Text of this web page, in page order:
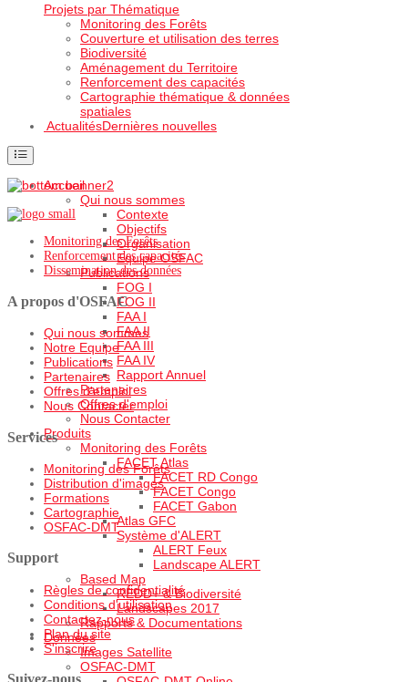
Projets par Thématique
Monitoring des Forêts
Couverture et utilisation des terres
Biodiversité
Aménagement du Territoire
Renforcement des capacités
Cartographie thématique & données
spatiales
ActualitésDernières nouvelles
Accueil
Qui nous sommes
Contexte
Objectifs
Organisation
Equipe OSFAC
Publications
FOG I
FOG II
FAA I
FAA II
FAA III
FAA IV
Rapport Annuel
Partenaires
Offres d'emploi
Nous Contacter
Produits
Monitoring des Forêts
FACET Atlas
FACET RD Congo
FACET Congo
FACET Gabon
Atlas GFC
Système d'ALERT
ALERT Feux
Landscape ALERT
Based Map
REDD+ & Biodiversité
Landscapes 2017
Rapports & Documentations
Données
Images Satellite
OSFAC-DMT
Monitoring des Forêts
Renforcement des capacités
Dissemination des données
A propos d'OSFAC
Qui nous sommes
Notre Equipe
Publications
Partenaires
Offres d'emploi
Nous Contacter
Services
Monitoring des Forêts
Distribution d'images
Formations
Cartographie
OSFAC-DMT
Support
Règles de confidentialité
Conditions d'utilisation
Contactez-nous
Plan du site
S'inscrire